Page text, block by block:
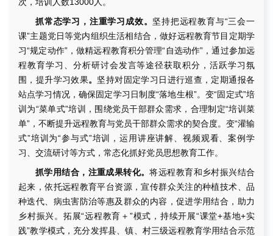
抓常态学习，注重学习成效。 坚持把远程教育与“三会一
课”主题党日等党内组织生活相结合，做好远程教育节目定期学
习“规定动作”，做精远程教育积分管理“自选动作”，通过参加远
程教育学习、分析研讨会发言等途径获取积分，活跃学习氛
围，提升学习效果。 坚持对固定学习日进行巡查，定期通报各
站点学习情况，确保固定学习日制度“落地生根”。变“固定式”培
训为“菜单式”培训，围绕党员干部群众需求，合理制定“培训菜
单”，不断提升远程教育与党员干部群众需求的契合度。变“灌输
式”培训为“参与式”培训，运用讲座讲解、视频观看、案例学
习、交流研讨等方式，常态化抓好党员思想教育工作。
抓学用结合，注重成果转化。将远程教育和乡村振兴结合
起来，依托远程教育平台资源，宣传群众关注的种植技术、品
种迭代、病虫害防治等惠及群众的内容，促进学用结合，助力
乡村振兴。拓展“远程教育＋”模式，持续开展“课堂+基地+实
践”教学模式，充分发挥县、镇、村三级远程教育学用结合示范